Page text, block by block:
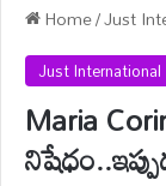
Home/Just
Just International
Maria